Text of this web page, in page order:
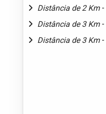
Distância de 2 Km -
Distância de 3 Km -
Distância de 3 Km -